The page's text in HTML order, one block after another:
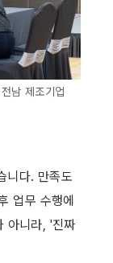
남 제조기업
니다. 만족도
업무 수행에
아니라, '진짜